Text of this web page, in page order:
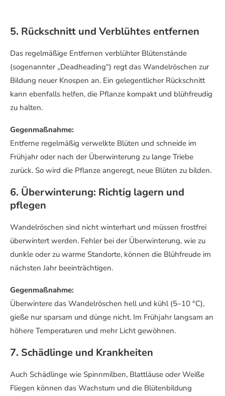
5. Rückschnitt und Verblühtes entfernen
Das regelmäßige Entfernen verblühter Blütenstände
(sogenannter „Deadheading“) regt das Wandelröschen zur
Bildung neuer Knospen an. Ein gelegentlicher Rückschnitt
kann ebenfalls helfen, die Pflanze kompakt und blühfreudig
zu halten.
Gegenmaßnahme:
Entferne regelmäßig verwelkte Blüten und schneide im
Frühjahr oder nach der Überwinterung zu lange Triebe
zurück. So wird die Pflanze angeregt, neue Blüten zu bilden.
6. Überwinterung: Richtig lagern und
pflegen
Wandelröschen sind nicht winterhart und müssen frostfrei
überwintert werden. Fehler bei der Überwinterung, wie zu
dunkle oder zu warme Standorte, können die Blühfreude im
nächsten Jahr beeinträchtigen.
Gegenmaßnahme:
Überwintere das Wandelröschen hell und kühl (5–10 °C),
gieße nur sparsam und dünge nicht. Im Frühjahr langsam an
höhere Temperaturen und mehr Licht gewöhnen.
7. Schädlinge und Krankheiten
Auch Schädlinge wie Spinnmilben, Blattläuse oder Weiße
Fliegen können das Wachstum und die Blütenbildung